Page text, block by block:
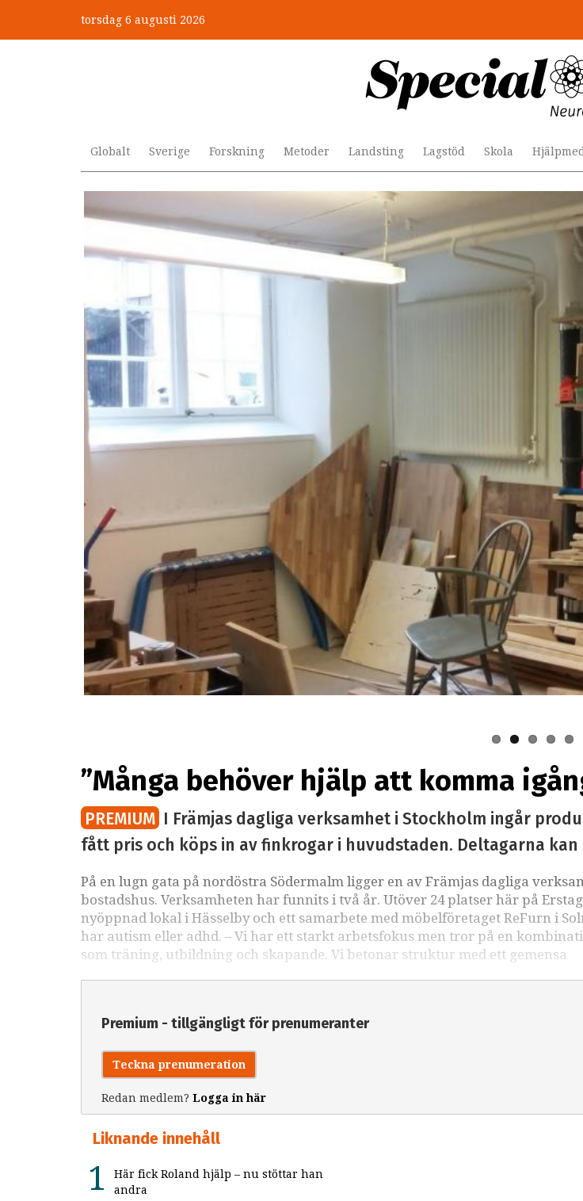
huvudinnehåll
torsdag 6 augusti 2026
Globalt Sverige Forskning Metoder Landsting Lagstöd Skola
”Många behöver hjälp att komma
PREMIUM I Främjas dagliga verksamhet i Stockholm ingår
fått pris och köps in av finkrogar i huvudstaden. Deltagarna
På en lugn gata på nordöstra Södermalm ligger en av Främjas dagliga
bostadshus. Verksamheten har funnits i två år. Utöver 24 platser här på
nyöppnad lokal i Hässelby och ett samarbete med möbelföretaget ReFurn i
har autism eller adhd. – Vi har ett starkt arbetsfokus men tror på en
som träning, utbildning och skapande. Vi betonar struktur med ett gemensa
Premium - tillgängligt för prenumeranter
Teckna prenumeration
Redan medlem? Logga in här
Liknande innehåll
Här fick Roland hjälp – nu stöttar han
andra
Mobbning vid autism och adhd: 4 lästips